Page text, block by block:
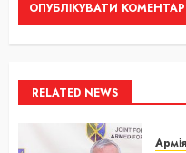
RELATED NEWS
Армія